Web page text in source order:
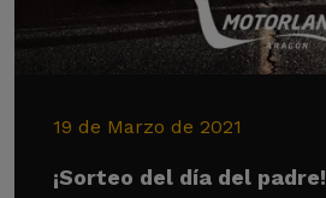
19 de Marzo de 2021
¡Sorteo del día del padre!